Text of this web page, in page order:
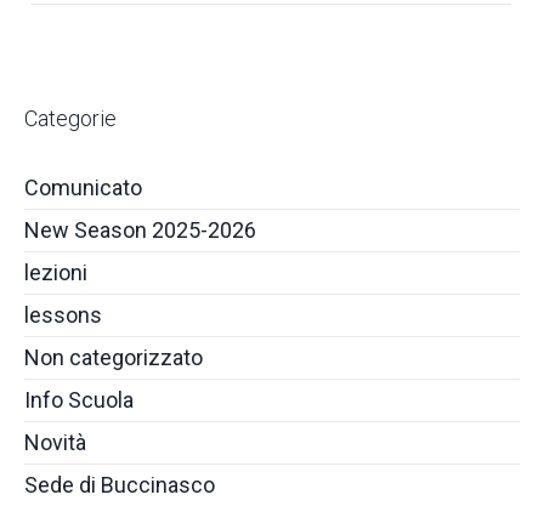
Categorie
Comunicato
New Season 2025-2026
lezioni
lessons
Non categorizzato
Info Scuola
Novità
Sede di Buccinasco